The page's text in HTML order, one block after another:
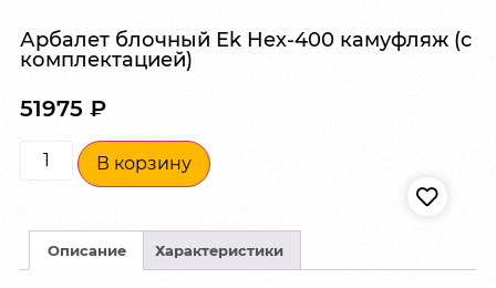
Арбалет блочный Ek Hex-400 камуфляж (с
комплектацией)
51975 ₽
В корзину
Описание Характеристики